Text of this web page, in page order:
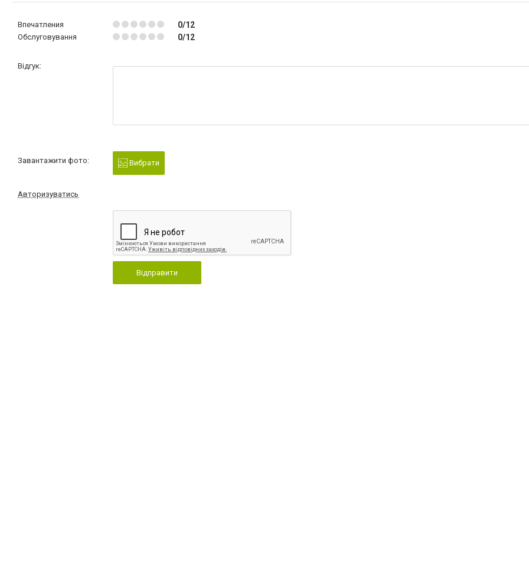
Впечатления 0/12
Обслуговування 0/12
Відгук:
Завантажити фото: Вибрати
Авторизуватись
Відправити